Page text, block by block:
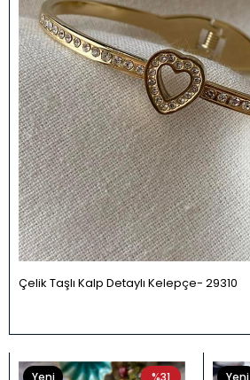
Çelik Taşlı Kalp Detaylı Kelepçe 29310
%31
Yeni
Yeni